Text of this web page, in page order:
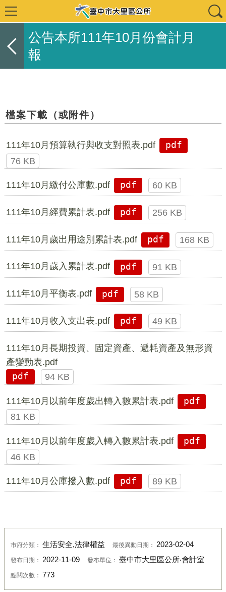
公告本所111年10月份會計月
報
檔案下載（或附件）
111年10月預算執行與收支對照表.pdf
pdf
76 KB
111年10月繳付公庫數.pdf pdf 60 KB
111年10月經費累計表.pdf pdf 256 KB
111年10月歲出用途別累計表.pdf pdf 168 KB
111年10月歲入累計表.pdf pdf 91 KB
111年10月平衡表.pdf pdf 58 KB
111年10月收入支出表.pdf pdf 49 KB
111年10月長期投資、固定資產、遞耗資產及無形資
產變動表.pdf
pdf
94 KB
111年10月以前年度歲出轉入數累計表.pdf
pdf
81 KB
111年10月以前年度歲入轉入數累計表.pdf
pdf
46 KB
111年10月公庫撥入數.pdf pdf 89 KB
市府分類： 生活安全,法律權益 最後異動日期： 2023-02-04
發布日期： 2022-11-09 發布單位： 臺中市大里區公所‧會計室
點閱次數： 773